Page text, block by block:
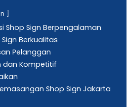
Shop Sign Berpengalaman
Berkualitas
Pelanggan
dan Kompetitif
Shop Sign Jakarta